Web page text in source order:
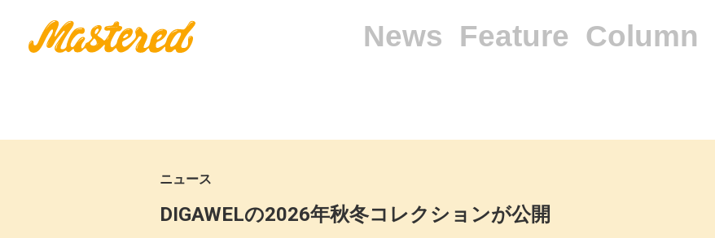
News Feature Column
ニュース
DIGAWELの2026年秋冬コレクションが公開